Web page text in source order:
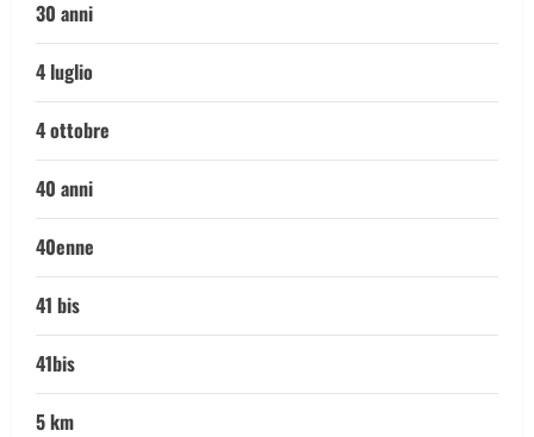
30 anni
4 luglio
4 ottobre
40 anni
40enne
41 bis
41bis
5 km